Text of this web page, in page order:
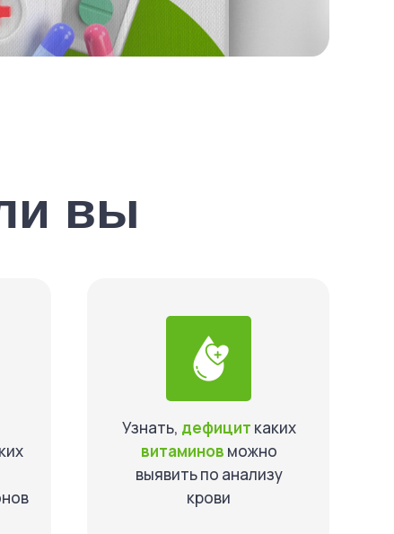
вы
Узнать, дефицит каких
витаминов можно
выявить по анализу
крови